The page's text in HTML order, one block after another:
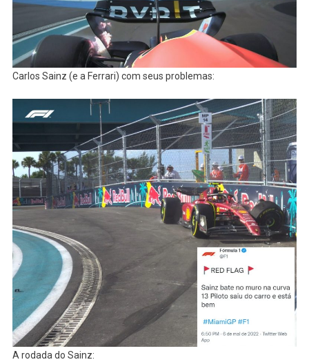
Carlos Sainz (e a Ferrari) com seus problemas:
A rodada do Sainz: